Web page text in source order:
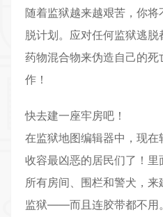
随着监狱越来越艰苦，你
脱计划。应对任何监狱逃
药物混合物来伪造自己的
作！
快去建一座牢房吧！
在监狱地图编辑器中，现
收容最凶恶的居民们了！
所有房间、围栏和警犬，
监狱——而且连胶带都不用。